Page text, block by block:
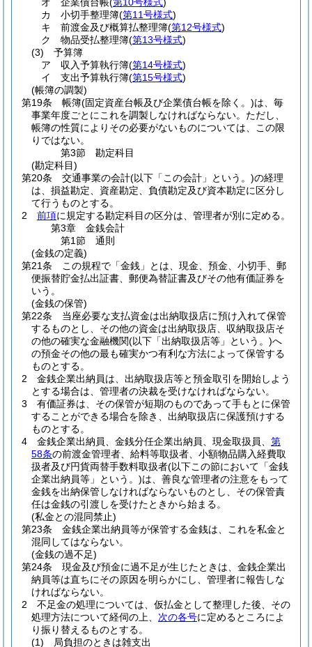
カ
小切手整理簿(第11号様式)
キ
前渡金及び概算払整理簿(第12号様式)
ク
物品受払整理簿(第13号様式)
(3)
予算簿
ア
収入予算執行簿(第14号様式)
イ
支出予算執行簿(第15号様式)
(帳簿の調製)
第19条
帳簿(固定資産台帳及び企業債台帳を除く。)は、毎
事業年度ごとにこれを調製しなければならない。 ただし、
帳簿の性質によりその必要がないものについては、この限
りではない。
第3節
勘定科目
(勘定科目)
第20条
交通事業の会計(以下「この会計」という。)の経理
は、損益勘定、資産勘定、負債勘定及び資本勘定に区分し
て行うものとする。
2
前項に規定する勘定科目の区分は、管理者が別に定める。
第3章
金銭会計
第1節
通則
(金銭の定義)
第21条
この規程で「金銭」とは、現金、預金、小切手、郵
便振替貯金払出証書、郵便為替証書及びその他有価証券を
いう。
(金銭の保管)
第22条
当座必要な支払資金は出納取扱店に預け入れて保管
するものとし、その他の資金は出納取扱店、収納取扱店そ
の他の確実な金融機関(以下「出納取扱店等」という。)へ
の預金その他の最も確実かつ有利な方法によって保管する
ものとする。
2
金銭企業出納員は、出納取扱店等と預金取引を開始しよう
とする場合は、管理者の決裁を受けなければならない。
3
有価証券は、その保管が短期のものであって手もとに保管
することができる場合を除き、出納取扱店に保護預けする
ものとする。
4
金銭企業出納員、金銭分任企業出納員、現金取扱員、 第
58条の前渡金管理者、給料等取扱者、小額物品購入経費取
扱者及び円貨両替手数料取扱者(以下この節において「金銭
企業出納員等」という。)は、善良な管理者の注意をもって
金銭を出納保管しなければならないものとし、その保管責
任は金銭の引渡しを受けたときから始まる。
(私金との混同禁止)
第23条
金銭企業出納員等が保管する金銭は、これを私金と
混同してはならない。
(金銭の過不足)
第24条
現金及び預金に過不足が生じたときは、金銭企業出
納員等は直ちにその原因を明らかにし、管理者に報告しな
ければならない。
2
不足金の処理については、仮払金として整理した後、その
処理方法について経伺の上、 次の各号に定めるところによ
り振り替えるものとする。
(1)
局負担のときは雑支出